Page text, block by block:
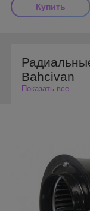
Bahcivan
Показать все